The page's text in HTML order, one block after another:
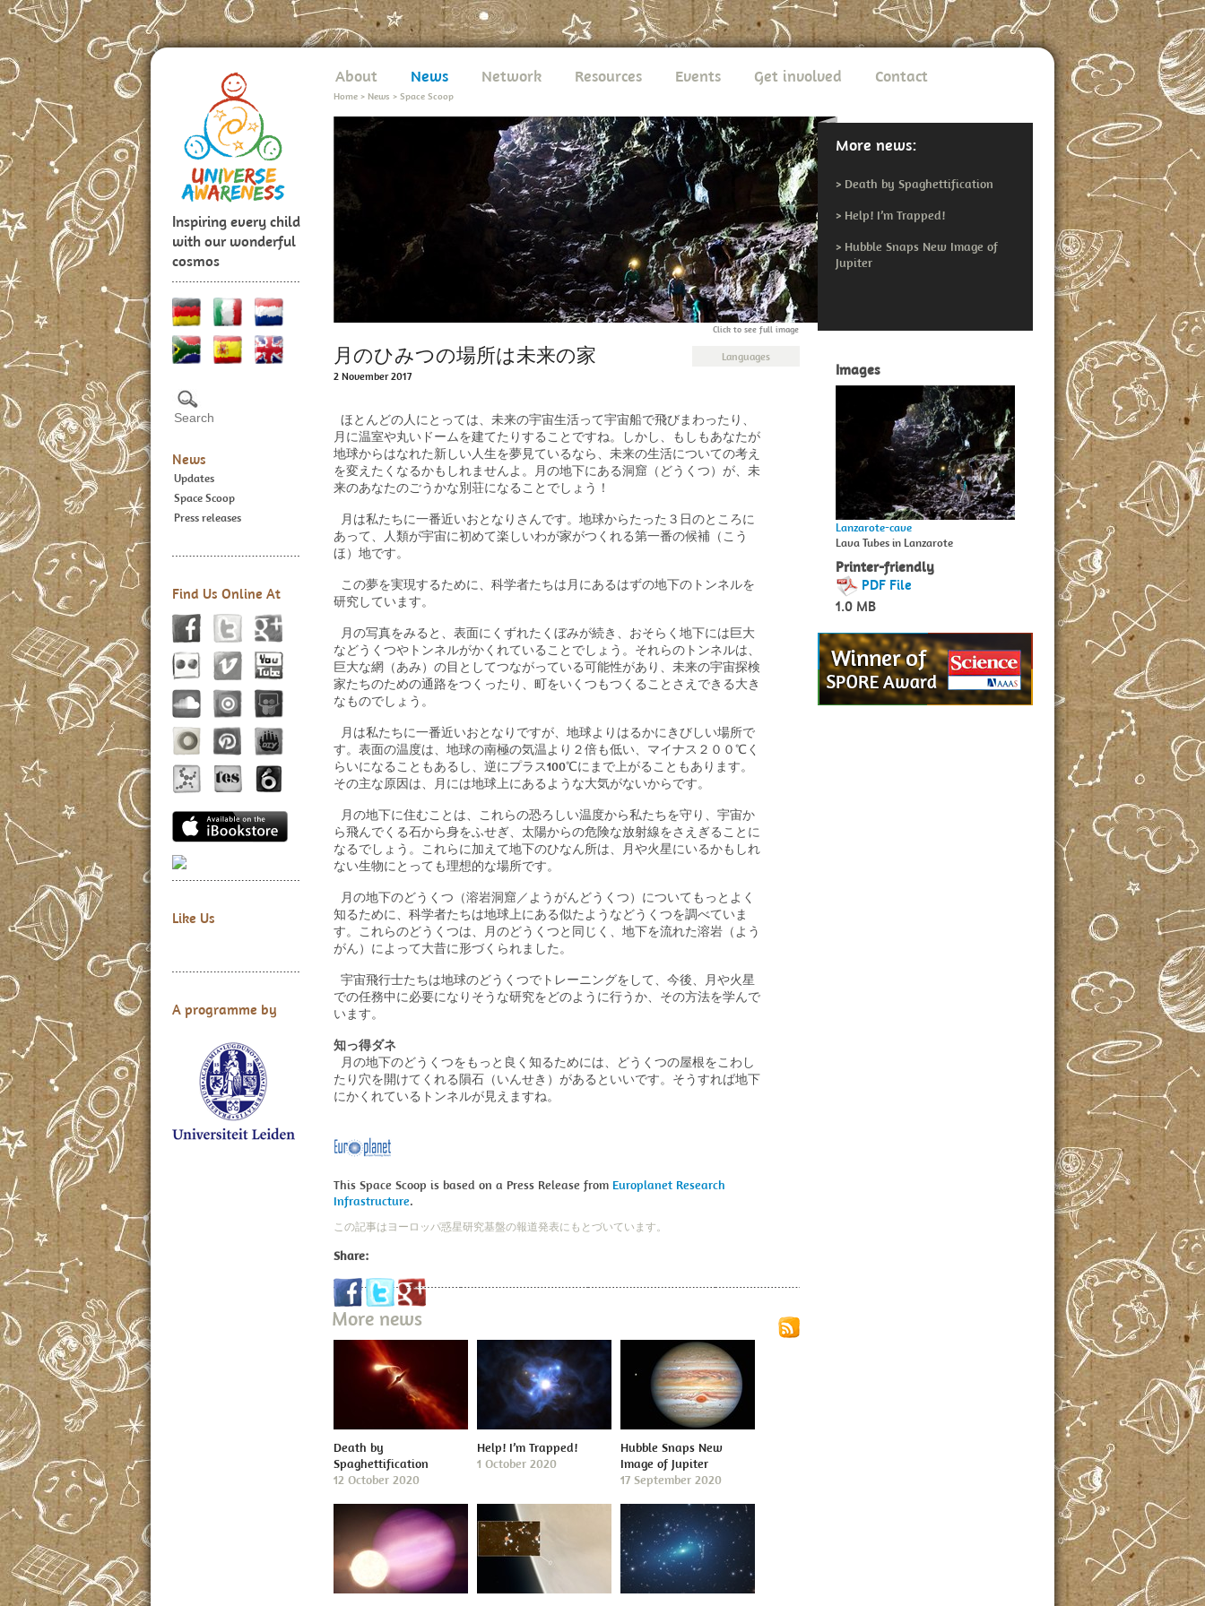
Inspiring every child
with our wonderful
cosmos
News
Updates
Space Scoop
Press releases
Find Us Online At
Like Us
A programme by
About News Network Resources Events Get involved Contact
Home > News > Space Scoop
Click to see full image
More news:
> Death by Spaghettification
> Help! I’m Trapped!
> Hubble Snaps New Image of
Jupiter
Languages
月のひみつの場所は未来の家
2 November 2017
ほとんどの人にとっては、未来の宇宙生活って宇宙船で飛びまわったり、
月に温室や丸いドームを建てたりすることですね。しかし、もしもあなたが
地球からはなれた新しい人生を夢見ているなら、未来の生活についての考え
を変えたくなるかもしれませんよ。月の地下にある洞窟（どうくつ）が、未
来のあなたのごうかな別荘になることでしょう！
月は私たちに一番近いおとなりさんです。地球からたった３日のところに
あって、人類が宇宙に初めて楽しいわが家がつくれる第一番の候補（こう
ほ）地です。
この夢を実現するために、科学者たちは月にあるはずの地下のトンネルを
研究しています。
月の写真をみると、表面にくずれたくぼみが続き、おそらく地下には巨大
などうくつやトンネルがかくれていることでしょう。それらのトンネルは、
巨大な網（あみ）の目としてつながっている可能性があり、未来の宇宙探検
家たちのための通路をつくったり、町をいくつもつくることさえできる大き
なものでしょう。
月は私たちに一番近いおとなりですが、地球よりはるかにきびしい場所で
す。表面の温度は、地球の南極の気温より２倍も低い、マイナス２００℃く
らいになることもあるし、逆にプラス100℃にまで上がることもあります。
その主な原因は、月には地球上にあるような大気がないからです。
月の地下に住むことは、これらの恐ろしい温度から私たちを守り、宇宙か
ら飛んでくる石から身をふせぎ、太陽からの危険な放射線をさえぎることに
なるでしょう。これらに加えて地下のひなん所は、月や火星にいるかもしれ
ない生物にとっても理想的な場所です。
月の地下のどうくつ（溶岩洞窟／ようがんどうくつ）についてもっとよく
知るために、科学者たちは地球上にある似たようなどうくつを調べていま
す。これらのどうくつは、月のどうくつと同じく、地下を流れた溶岩（よう
がん）によって大昔に形づくられました。
宇宙飛行士たちは地球のどうくつでトレーニングをして、今後、月や火星
での任務中に必要になりそうな研究をどのように行うか、その方法を学んで
います。
知っ得ダネ
月の地下のどうくつをもっと良く知るためには、どうくつの屋根をこわし
たり穴を開けてくれる隕石（いんせき）があるといいです。そうすれば地下
にかくれているトンネルが見えますね。
This Space Scoop is based on a Press Release from Europlanet Research
Infrastructure.
この記事はヨーロッパ惑星研究基盤の報道発表にもとづいています。
Share:
More news
Death by
Spaghettification
12 October 2020
Help! I’m Trapped!
1 October 2020
Hubble Snaps New
Image of Jupiter
17 September 2020
Images
Lanzarote-cave
Lava Tubes in Lanzarote
Printer-friendly
PDF File
1.0 MB